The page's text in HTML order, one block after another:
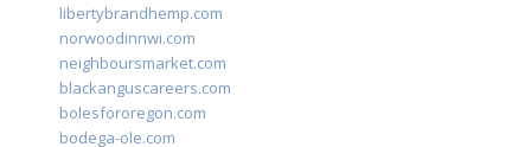
libertybrandhemp.com
norwoodinnwi.com
neighboursmarket.com
blackanguscareers.com
bolesfororegon.com
bodega-ole.com